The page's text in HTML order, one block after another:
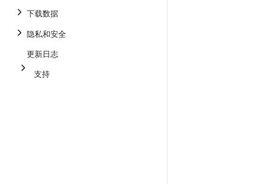
下载数据
隐私和安全
更新日志
支持